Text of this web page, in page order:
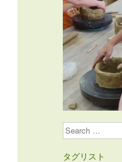
Search
タグリスト